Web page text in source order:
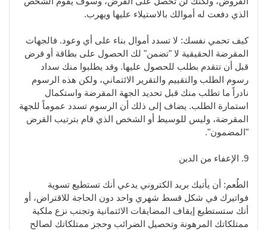
الذي دفعت له أموالك بالاستيلاء عليها ويهرب.
كيف تحمي نفسك: لا تسدد أموال بناء على أي وعود. فالجهات
المقرضة الحقيقية لا "تضمن" لك الحصول على بطاقة أو قرض
قبل أن تتقدم بطلب للحصول عليها. وقد يطلبوا منك سداد
رسوم الطلب والتقييم والتقرير الائتماني، ولكن هذه الرسوم
نادراً ما تطلب منك قبل تحديد الجهة المقرضة واستكمال
استمارة الطلب. يضاف إلى ذلك أن الرسوم تسدد عموماً للجهة
المقرضة، وليس للوسيط أو الشخص الذي قام بترتيب القرض
"المضمون".
9. الإعفاء من الدين
الطُعم: أن يأتيك بريد الكتروني يدعي أنك تستطيع تسوية
فواتيرك في شكل قسط شهري واحد دون الحاجة للاقتراض، أو
أنك ستستطيع إيقاف المضايقات الائتمانية وتجنب نزع ملكية
ممتلكاتك المرهونة وتحصيل الضرائب وحجز ممتلكاتك لصالح